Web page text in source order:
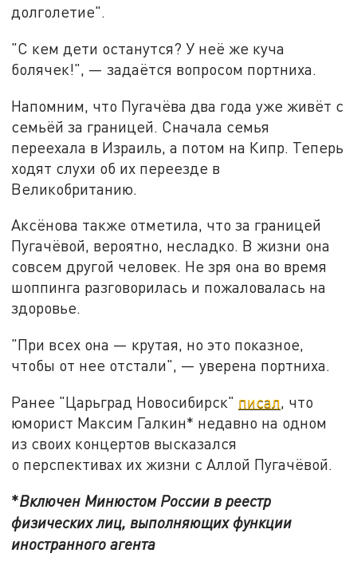
долголетие".
"С кем дети останутся? У неё же куча
болячек!", — задаётся вопросом портниха.
Напомним, что Пугачёва два года уже живёт с
семьёй за границей. Сначала семья
переехала в Израиль, а потом на Кипр. Теперь
ходят слухи об их переезде в
Великобританию.
Аксёнова также отметила, что за границей
Пугачёвой, вероятно, несладко. В жизни она
совсем другой человек. Не зря она во время
шоппинга разговорилась и пожаловалась на
здоровье.
"При всех она — крутая, но это показное,
чтобы от нее отстали", — уверена портниха.
Ранее "Царьград Новосибирск" писал , что
юморист Максим Галкин* недавно на одном
из своих концертов высказался
о перспективах их жизни с Аллой Пугачёвой.
*Включен Минюстом России в реестр
физических лиц, выполняющих функции
иностранного агента